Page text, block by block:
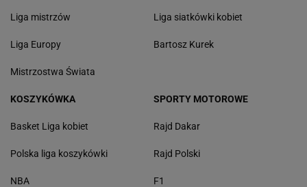
Liga mistrzów
Liga Europy
Mistrzostwa Świata
Liga siatkówki kobiet
Bartosz Kurek
KOSZYKÓWKA
Basket Liga kobiet
Polska liga koszykówki
NBA
SPORTY MOTOROWE
Rajd Dakar
Rajd Polski
F1